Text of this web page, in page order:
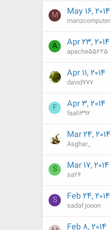
May 16, 2014
manzcomputer
M
Apr 23, 2014
apache55225
A
Apr 11, 2014
david777
Apr 3, 2014
faal1392
F
Mar 24, 2014
Asghar_
Mar 17, 2014
sa26
S
Feb 24, 2014
sadaf jooon
S
Feb 8, 2014